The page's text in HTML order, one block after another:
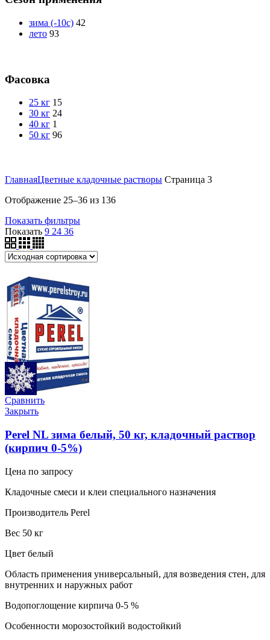
зима (-10с) 42
лето 93
Фасовка
25 кг 15
30 кг 24
40 кг 1
50 кг 96
ГлавнаяЦветные кладочные растворы Страница 3
Отображение 25–36 из 136
Показать фильтры
Показать 9 24 36
Сравнить
Закрыть
Perel NL зима белый, 50 кг, кладочный раствор
(кирпич 0-5%)
Цена по запросу
Кладочные смеси и клеи специального назначения
Производитель Perel
Вес 50 кг
Цвет белый
Область применения универсальный, для возведения стен, для
внутренних и наружных работ
Водопоглощение кирпича 0-5 %
Особенности морозостойкий водостойкий